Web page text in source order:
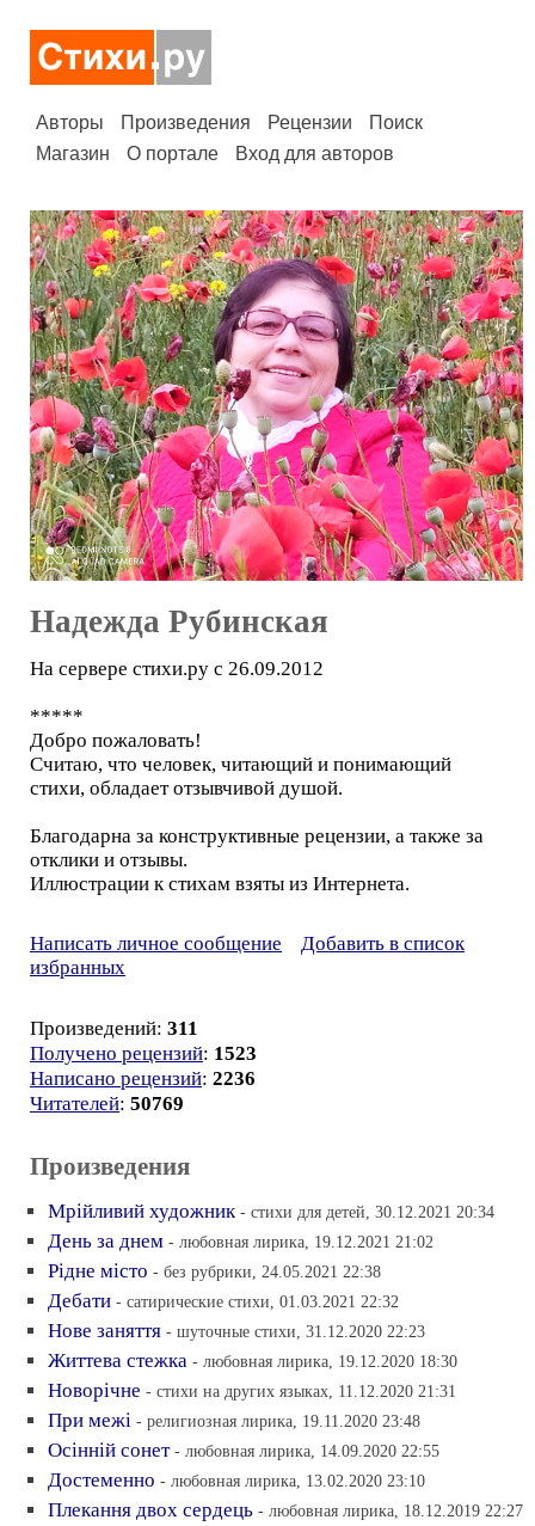
Авторы Произведения Рецензии
Поиск
Магазин
О портале Вход для авторов
Надежда Рубинская
На сервере стихи.ру с 26.09.2012
*****
Добро пожаловать!
Считаю, что человек, читающий и понимающий
стихи, обладает отзывчивой душой.
Благодарна за конструктивные рецензии, а также за
отклики и отзывы.
Иллюстрации к стихам взяты из Интернета.
Написать личное сообщение
Добавить в список
избранных
Произведений: 311
Получено рецензий: 1523
Написано рецензий: 2236
Читателей: 50769
Произведения
Мрiйливий художник - стихи для детей, 30.12.2021 20:34
День за днем - любовная лирика, 19.12.2021 21:02
Рiдне мiсто - без рубрики, 24.05.2021 22:38
Дебати - сатирические стихи, 01.03.2021 22:32
Нове заняття - шуточные стихи, 31.12.2020 22:23
Життева стежка - любовная лирика, 19.12.2020 18:30
Новорiчне - стихи на других языках, 11.12.2020 21:31
При межi - религиозная лирика, 19.11.2020 23:48
Осiннiй сонет - любовная лирика, 14.09.2020 22:55
Достеменно - любовная лирика, 13.02.2020 23:10
Плекання двох сердець - любовная лирика, 18.12.2019 22:27